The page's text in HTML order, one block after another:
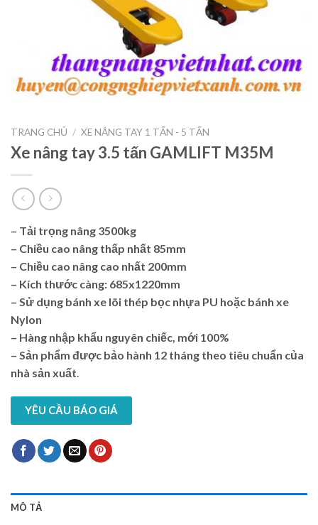
TRANG CHỦ / XE NÂNG TAY 1 TẤN - 5 TẤN
Xe nâng tay 3.5 tấn GAMLIFT M35M
– Tải trọng nâng 3500kg
– Chiều cao nâng thấp nhất 85mm
– Chiều cao nâng cao nhất 200mm
– Kích thước càng: 685x1220mm
– Sử dụng bánh xe lõi thép bọc nhựa PU hoặc bánh xe
Nylon
– Hàng nhập khẩu nguyên chiếc, mới 100%
– Sản phẩm được bảo hành 12 tháng theo tiêu chuẩn của
nhà sản xuất.
YÊU CẦU BÁO GIÁ
MÔ TẢ